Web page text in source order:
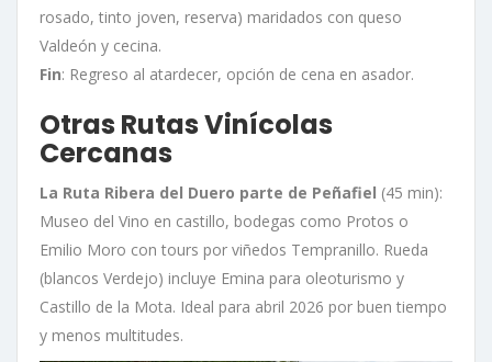
rosado, tinto joven, reserva) maridados con queso
Valdeón y cecina.
Fin: Regreso al atardecer, opción de cena en asador.
Otras Rutas Vinícolas
Cercanas
La Ruta Ribera del Duero parte de Peñafiel (45 min):
Museo del Vino en castillo, bodegas como Protos o
Emilio Moro con tours por viñedos Tempranillo. Rueda
(blancos Verdejo) incluye Emina para oleoturismo y
Castillo de la Mota. Ideal para abril 2026 por buen tiempo
y menos multitudes.